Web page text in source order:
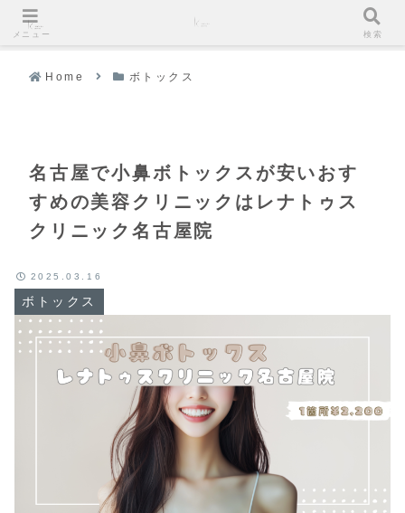
Home ボトックス
名古屋で小鼻ボトックスが安いおす
すめの美容クリニックはレナトゥス
クリニック名古屋院
ボトックス
2025.03.16
メニュー 検索